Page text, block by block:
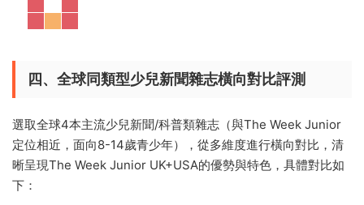
四、全球同類型少兒新聞雜志橫向對比評測
選取全球4本主流少兒新聞/科普類雜志（與The Week Junior
定位相近，面向8-14歲青少年），從多維度進行橫向對比，清
晰呈現The Week Junior UK+USA的優勢與特色，具體對比如
下：